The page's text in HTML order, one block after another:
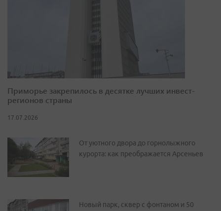
Приморье закрепилось в десятке лучших инвест-
регионов страны
17.07.2026
От уютного двора до горнолыжного
курорта: как преображается Арсеньев
Новый парк, сквер с фонтаном и 50